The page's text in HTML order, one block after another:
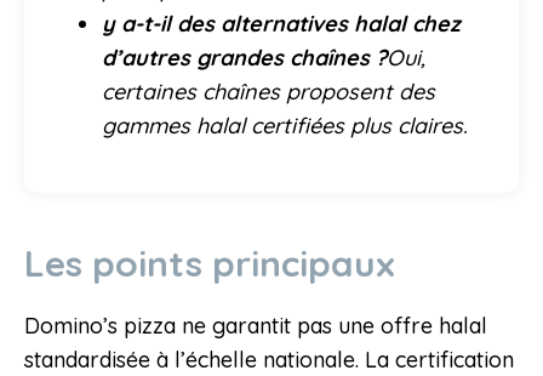
y a-t-il des alternatives halal chez
d’autres grandes chaînes ?Oui,
certaines chaînes proposent des
gammes halal certifiées plus claires.
Les points principaux
Domino’s pizza ne garantit pas une offre halal
standardisée à l’échelle nationale. La certification